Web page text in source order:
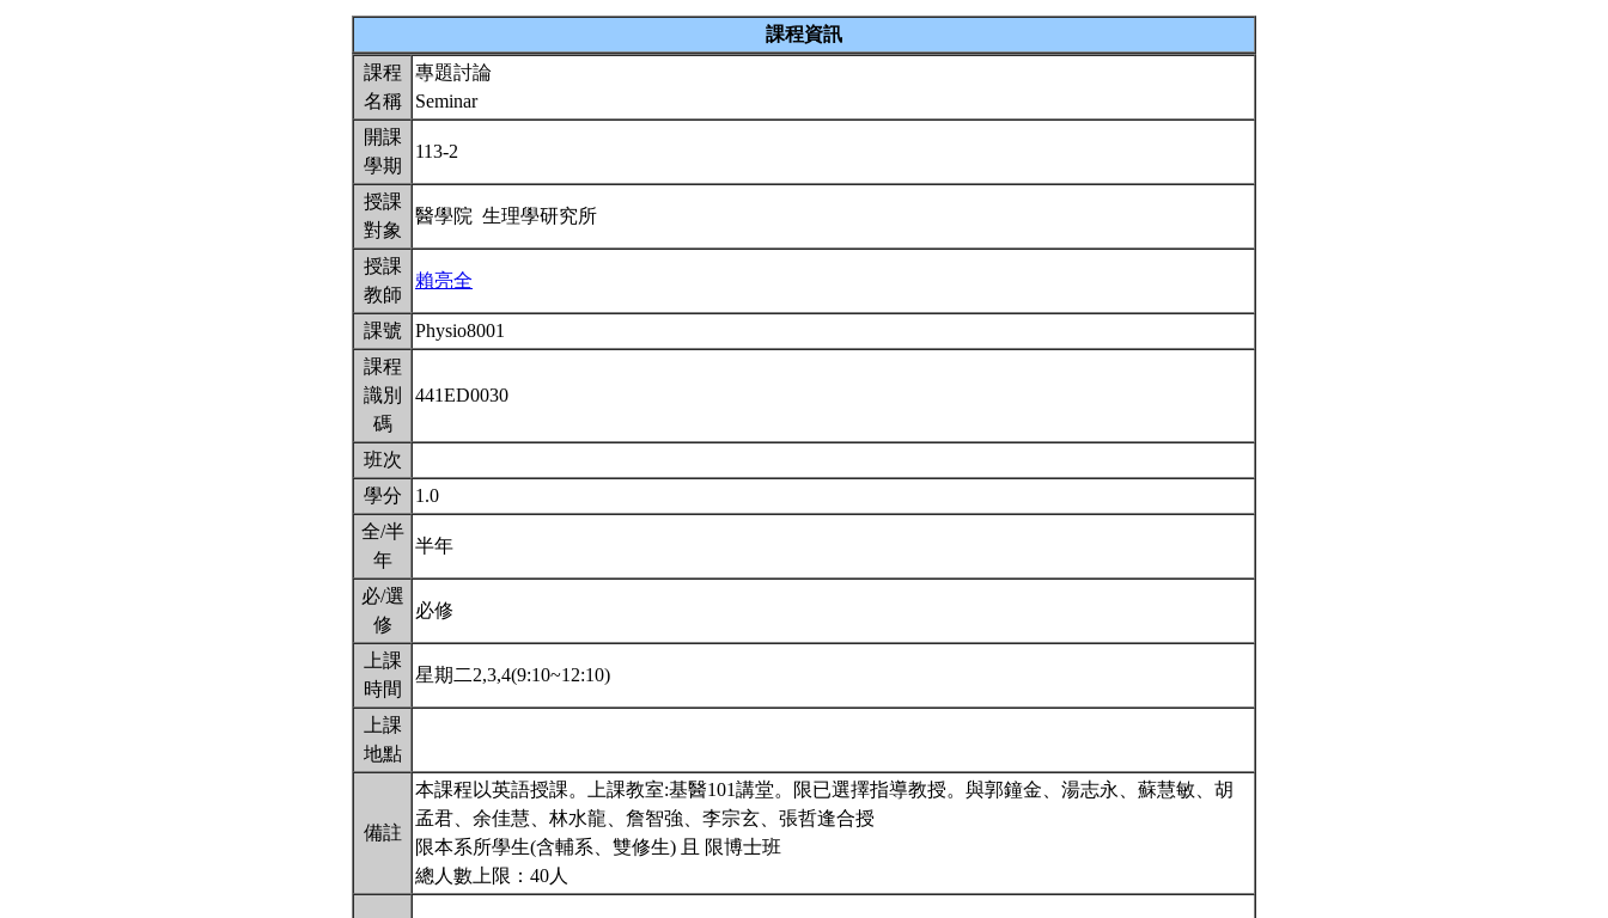
課程資訊
課程
名稱
專題討論
Seminar
開課
學期
113-2
授課
對象
醫學院 生理學研究所
授課
教師
賴亮全
課號
Physio8001
課程
識別
碼
441ED0030
班次
學分
1.0
全/半
年
半年
必/選
修
必修
上課
時間
星期二2,3,4(9:10~12:10)
上課
地點
備註
本課程以英語授課。上課教室:基醫101講堂。限已選擇指導教授。與郭鐘金、湯志永、蘇慧敏、胡
孟君、余佳慧、林水龍、詹智強、李宗玄、張哲逢合授
限本系所學生(含輔系、雙修生) 且 限博士班
總人數上限：40人